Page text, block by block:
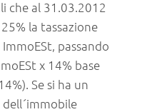
che al 31.03.2012
la tassazione
passando
x 14% base
Se si ha un
dell´immobile